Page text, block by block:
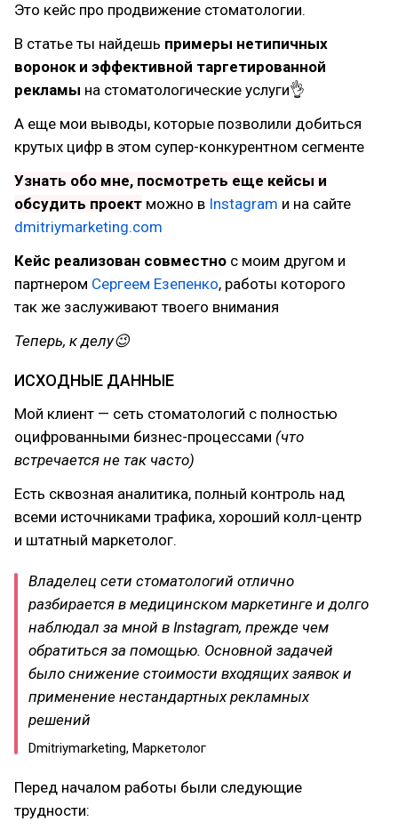
Это кейс про продвижение стоматологии.
В статье ты найдешь примеры нетипичных
воронок и эффективной таргетированной
рекламы на стоматологические услуги👌
А еще мои выводы, которые позволили добиться
крутых цифр в этом супер-конкурентном сегменте
Узнать обо мне, посмотреть еще кейсы и
обсудить проект можно в Instagram и на сайте
dmitriymarketing.com
Кейс реализован совместно с моим другом и
партнером Сергеем Езепенко, работы которого
так же заслуживают твоего внимания
Теперь, к делу😉
ИСХОДНЫЕ ДАННЫЕ
Мой клиент — сеть стоматологий с полностью
оцифрованными бизнес-процессами (что
встречается не так часто)
Есть сквозная аналитика, полный контроль над
всеми источниками трафика, хороший колл-центр
и штатный маркетолог.
Владелец сети стоматологий отлично
разбирается в медицинском маркетинге и долго
наблюдал за мной в Instagram, прежде чем
обратиться за помощью. Основной задачей
было снижение стоимости входящих заявок и
применение нестандартных рекламных
решений
Dmitriymarketing, Маркетолог
Перед началом работы были следующие
трудности: